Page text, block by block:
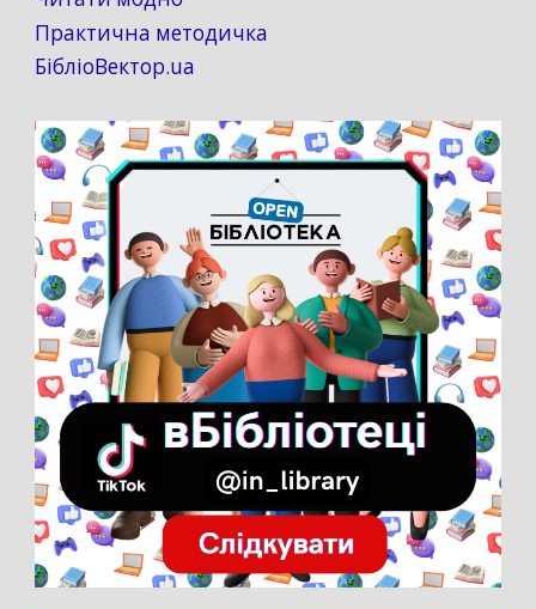
Практична методичка
БібліоВектор.ua